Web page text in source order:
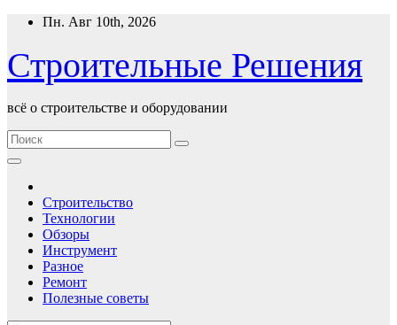
Перейти
содержимому
Пн. Авг 10th, 2026
Строительные Решения
всё о строительстве и оборудовании
Строительство
Технологии
Обзоры
Инструмент
Разное
Ремонт
Полезные советы